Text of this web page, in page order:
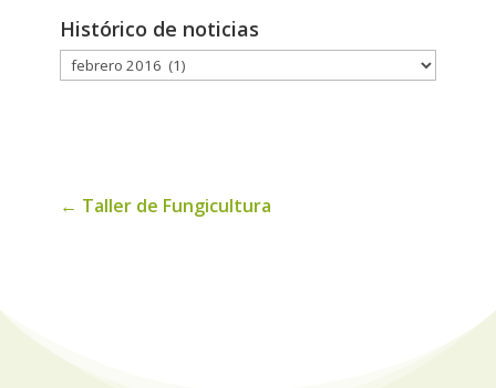
Histórico de noticias
Histórico
← Taller de Fungicultura